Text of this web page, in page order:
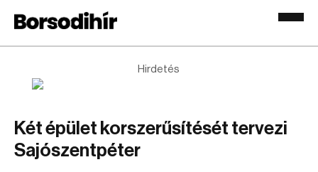
Hirdetés
Két épület korszerűsítését tervezi
Sajószentpéter